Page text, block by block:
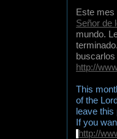
Este mes
Señor de
mundo.
http://
This
of the
leave this
If you
http://